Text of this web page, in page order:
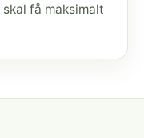
få maksimalt